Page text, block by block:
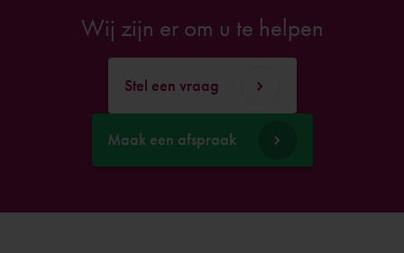
Wij zijn er om u te helpen
Stel een vraag
Maak een afspraak